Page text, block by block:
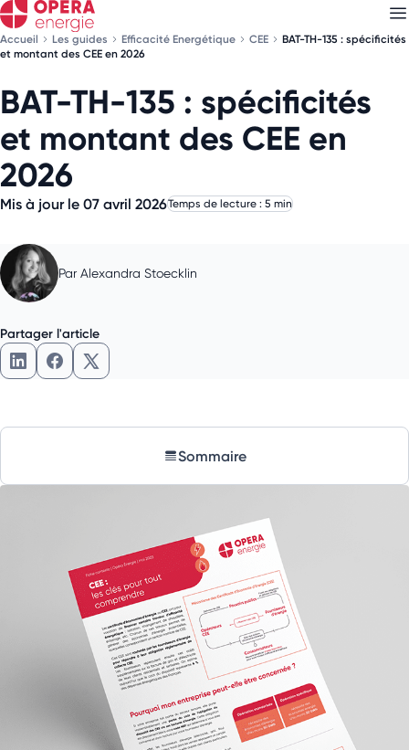
Accueil Les guides Efficacité Energétique CEE
BAT-TH-135 : spécificités
et montant des CEE en 2026
BAT-TH-135 : spécificités
et montant des CEE en
2026
Mis à jour le 07 avril 2026Temps de lecture : 5 min
Par Alexandra Stoecklin
Partager l'article
Partager l'article sur LinkedIn
Partager l'article sur Facebook
Partager l'article sur X
Sommaire
Découvrez nosnewsletters
Choisissez les newsletters qui vous intéressent